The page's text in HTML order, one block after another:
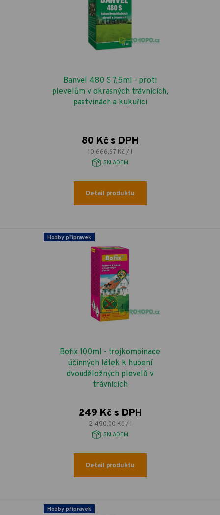
Banvel 480 S 7,5ml - proti
plevelům v okrasných trávnících,
pastvinách a kukuřici
80 Kč s DPH
10 666,67 Kč / l
SKLADEM
Detail produktu
Hobby přípravek
Bofix 100ml - trojkombinace
účinných látek k hubení
dvouděložných plevelů v
trávnících
249 Kč s DPH
2 490,00 Kč / l
SKLADEM
Detail produktu
Hobby přípravek